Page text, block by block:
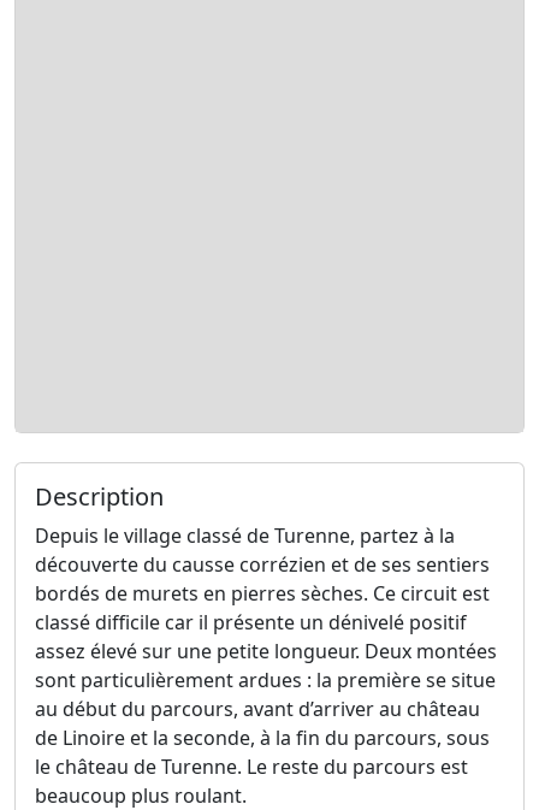
Description
Depuis le village classé de Turenne, partez à la
découverte du causse corrézien et de ses sentiers
bordés de murets en pierres sèches. Ce circuit est
classé difficile car il présente un dénivelé positif
assez élevé sur une petite longueur. Deux montées
sont particulièrement ardues : la première se situe
au début du parcours, avant d’arriver au château
de Linoire et la seconde, à la fin du parcours, sous
le château de Turenne. Le reste du parcours est
beaucoup plus roulant.